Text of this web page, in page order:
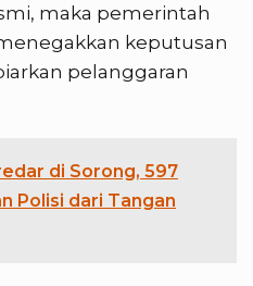
maka pemerintah
keputusan
pelanggaran
di Sorong, 597
Polisi dari Tangan